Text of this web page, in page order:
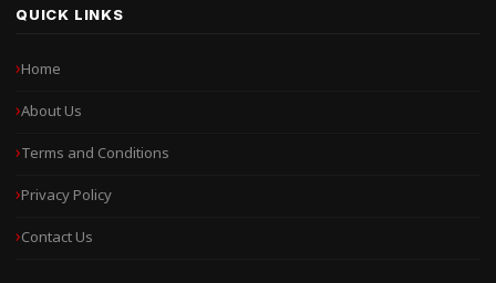
QUICK LINKS
Home
About Us
Terms and Conditions
Privacy Policy
Contact Us